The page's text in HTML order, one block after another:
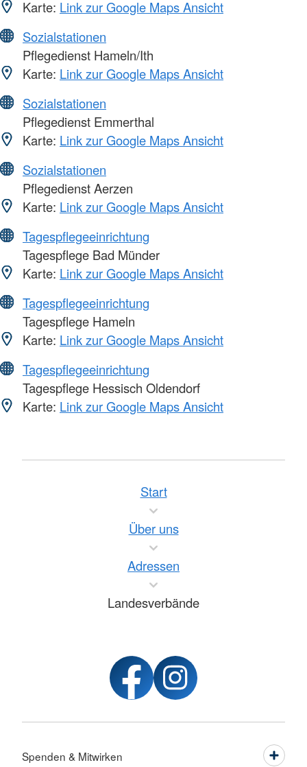
Karte: Link zur Google Maps Ansicht
Sozialstationen
Pflegedienst Hameln/Ith
Karte: Link zur Google Maps Ansicht
Sozialstationen
Pflegedienst Emmerthal
Karte: Link zur Google Maps Ansicht
Sozialstationen
Pflegedienst Aerzen
Karte: Link zur Google Maps Ansicht
Tagespflegeeinrichtung
Tagespflege Bad Münder
Karte: Link zur Google Maps Ansicht
Tagespflegeeinrichtung
Tagespflege Hameln
Karte: Link zur Google Maps Ansicht
Tagespflegeeinrichtung
Tagespflege Hessisch Oldendorf
Karte: Link zur Google Maps Ansicht
Start
Über uns
Adressen
Landesverbände
Spenden & Mitwirken